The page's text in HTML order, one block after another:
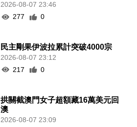
2026-08-07 23:46
277
0
民主剛果伊波拉累計突破4000宗
2026-08-07 23:12
217
0
拱關截澳門女子超額藏16萬美元回
澳
2026-08-07 23:09